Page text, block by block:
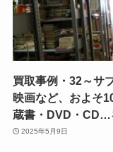
買取事例・32～サ
映画など、およそ
蔵書・DVD・CD…
2025年5月9日